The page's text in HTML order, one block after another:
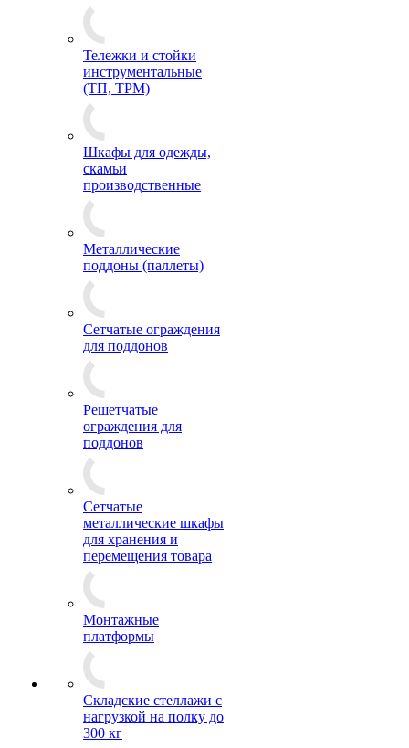
Тележки и стойки
инструментальные
(ТП, ТРМ)
Шкафы для одежды,
скамьи
производственные
Металлические
поддоны (паллеты)
Сетчатые ограждения
для поддонов
Решетчатые
ограждения для
поддонов
Сетчатые
металлические шкафы
для хранения и
перемещения товара
Монтажные
платформы
Складские стеллажи с
нагрузкой на полку до
300 кг